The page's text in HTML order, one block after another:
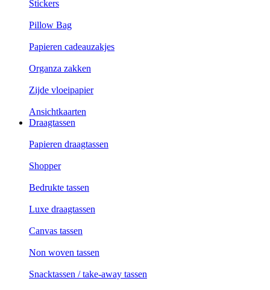
Stickers
Pillow Bag
Papieren cadeauzakjes
Organza zakken
Zijde vloeipapier
Ansichtkaarten
Draagtassen
Papieren draagtassen
Shopper
Bedrukte tassen
Luxe draagtassen
Canvas tassen
Non woven tassen
Snacktassen / take-away tassen